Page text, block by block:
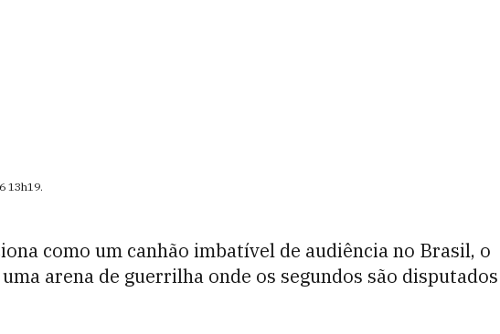
13h19.
como um canhão imbatível de audiência no Brasil, o
arena de guerrilha onde os segundos são disputados